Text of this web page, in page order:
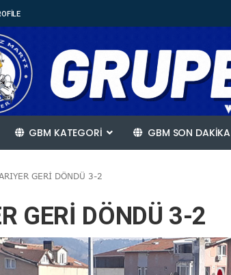
GBM KATEGORİ GBM SON DAKİKA
GERİ DÖNDÜ 3-2
GERİ DÖNDÜ 3-2